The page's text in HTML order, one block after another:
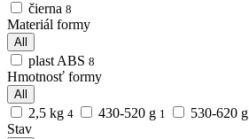
čierna 8
Materiál formy
All
plast ABS 8
Hmotnosť formy
All
2,5 kg 4 430-520 g 1 530-620 g
Stav